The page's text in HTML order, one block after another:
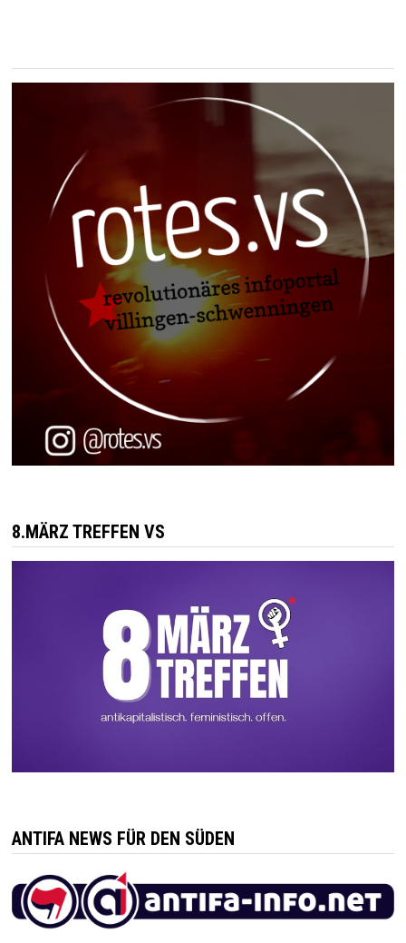
8.MÄRZ TREFFEN VS
ANTIFA NEWS FÜR DEN SÜDEN